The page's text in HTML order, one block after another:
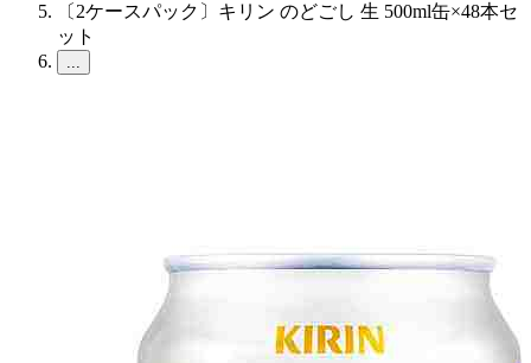
〔2ケースパック〕キリン のどごし 生 500ml缶×48本セ
ット
...